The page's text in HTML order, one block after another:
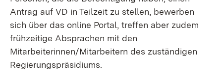
Antrag auf VD in Teilzeit zu stellen, bewerben
sich über das online Portal, treffen aber zudem
frühzeitige Absprachen mit den
Mitarbeiterinnen/Mitarbeitern des zuständigen
Regierungspräsidiums.